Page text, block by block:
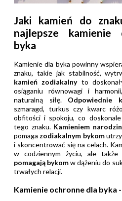
Jaki kamień do
najlepsze kamienie
byka
Kamienie dla byka powinny
znaku, takie jak stabilność,
kamień zodiakalnyto
osiąganiu równowagi i
naturalną siłę. Odpowiednie
szmaragd, turkus czy kwarc
obfitości i spokoju, co
tego znaku. Kamieniem
pomaga zodiakalnym bykom
i skoncentrować się na celach.
w codziennym życiu, ale także
pomagają bykomw dążeniu do
trwałych relacji.
Kamienie ochronne dla byka